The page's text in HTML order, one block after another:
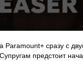
Paramount+ сразу с
предстоит